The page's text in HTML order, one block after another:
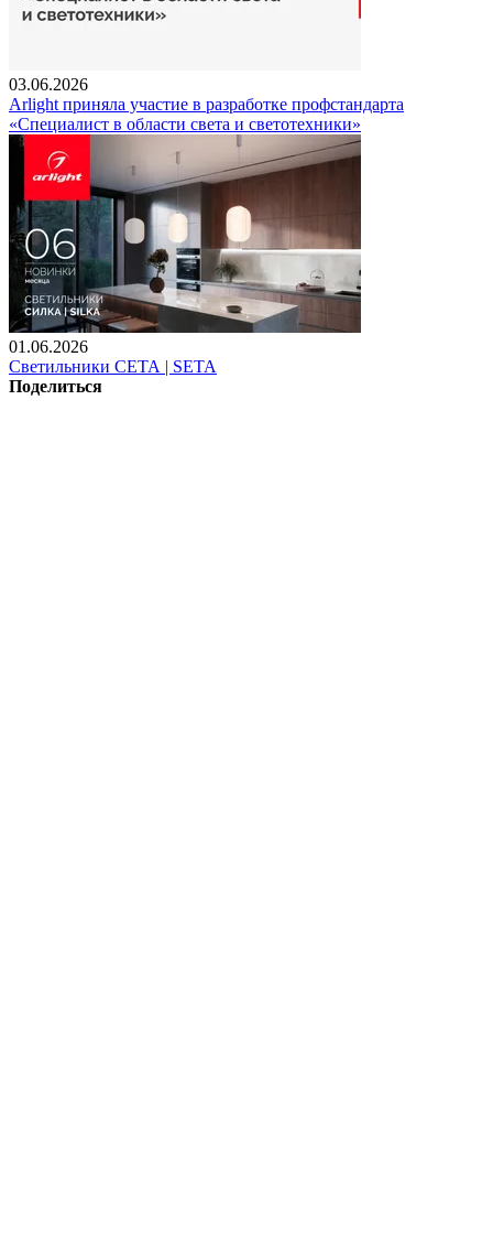
03.06.2026
Arlight приняла участие в разработке профстандарта
«Специалист в области света и светотехники»
01.06.2026
Светильники СЕТА | SETA
Поделиться